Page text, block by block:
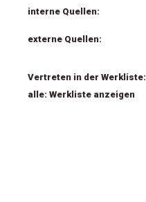
interne Quellen:
externe Quellen:
Vertreten in der Werkliste:
alle: Werkliste anzeigen